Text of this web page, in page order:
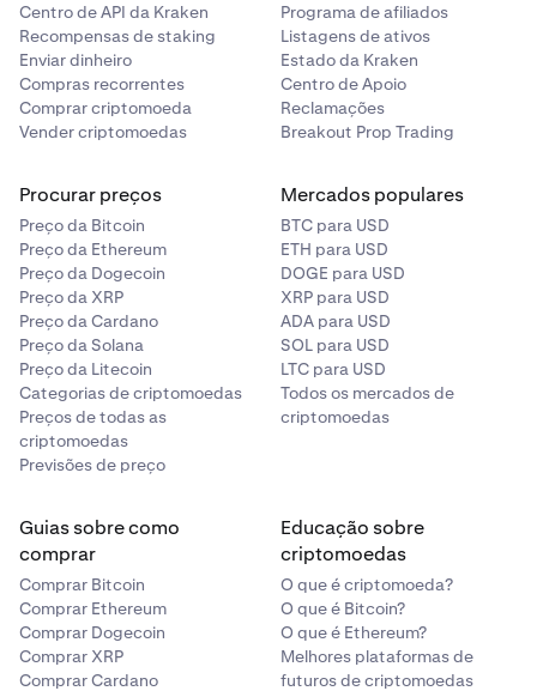
Centro de API da Kraken
Recompensas de staking
Enviar dinheiro
Compras recorrentes
Comprar criptomoeda
Vender criptomoedas
Programa de afiliados
Listagens de ativos
Estado da Kraken
Centro de Apoio
Reclamações
Breakout Prop Trading
Procurar preços
Preço da Bitcoin
Preço da Ethereum
Preço da Dogecoin
Preço da XRP
Preço da Cardano
Preço da Solana
Preço da Litecoin
Categorias de criptomoedas
Preços de todas as
criptomoedas
Previsões de preço
Mercados populares
BTC para USD
ETH para USD
DOGE para USD
XRP para USD
ADA para USD
SOL para USD
LTC para USD
Todos os mercados de
criptomoedas
Guias sobre como
comprar
Comprar Bitcoin
Comprar Ethereum
Comprar Dogecoin
Comprar XRP
Comprar Cardano
Educação sobre
criptomoedas
O que é criptomoeda?
O que é Bitcoin?
O que é Ethereum?
Melhores plataformas de
futuros de criptomoedas